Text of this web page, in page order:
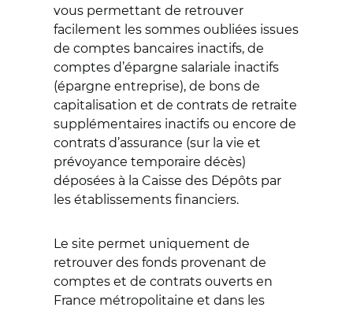
vous permettant de retrouver
facilement les sommes oubliées issues
de comptes bancaires inactifs, de
comptes d’épargne salariale inactifs
(épargne entreprise), de bons de
capitalisation et de contrats de retraite
supplémentaires inactifs ou encore de
contrats d’assurance (sur la vie et
prévoyance temporaire décès)
déposées à la Caisse des Dépôts par
les établissements financiers.
Le site permet uniquement de
retrouver des fonds provenant de
comptes et de contrats ouverts en
France métropolitaine et dans les